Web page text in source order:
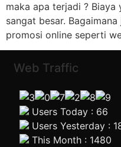
maka apa terjadi ? Biaya
sangat besar.
promosi online seperti
Web Traffic
Users Today : 66
Users Yesterday :
This Month : 1480